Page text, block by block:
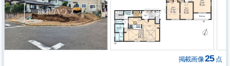
掲載画像25 点